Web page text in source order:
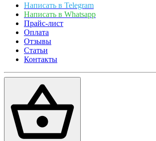
Написать в Telegram
Написать в Whatsapp
Прайс-лист
Оплата
Отзывы
Статьи
Контакты